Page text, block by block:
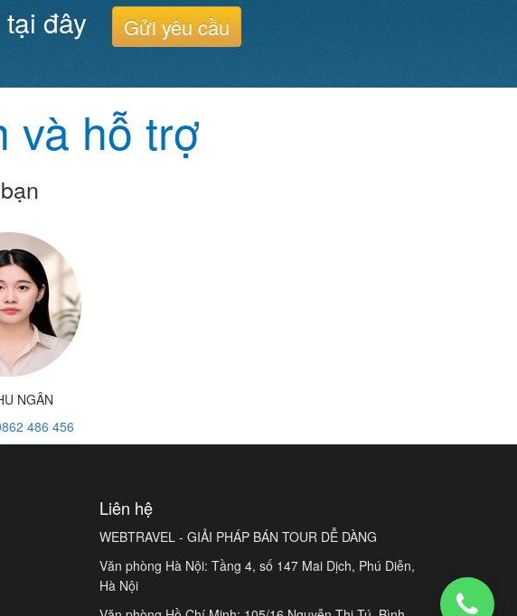
đây Gửi yêu cầu
và hỗ trợ
NGÂN
486 456
Liên hệ
WEBTRAVEL - GIẢI PHÁP BÁN TOUR DỄ DÀNG
Văn phòng Hà Nội: Tầng 4, số 147 Mai Dịch, Phú Diễn,
Hà Nội